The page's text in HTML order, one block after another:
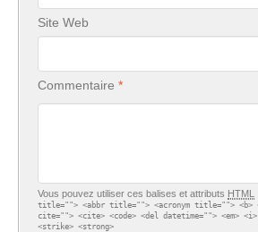
Site Web
Commentaire
Vous pouvez utiliser ces balises et attributs HTML
title=""> <abbr title=""> <acronym title=""> <b>
cite=""> <cite> <code> <del datetime=""> <em>
<strike> <strong>